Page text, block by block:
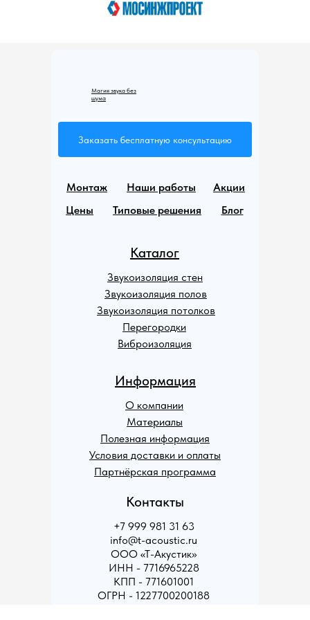
Заказать бесплатную консультацию
Магия звука без
шума
Каталог
Звукоизоляция стен
Звукоизоляция полов
Звукоизоляция потолков
Перегородки
Виброизоляция
Информация
О компании
Материалы
Полезная информация
Условия доставки и оплаты
Партнёрская программа
Контакты
+7 999 981 31 63
info@t-acoustic.ru
ООО «Т-Акустик»
ИНН - 7716965228
КПП - 771601001
ОГРН - 1227700200188
Монтаж Наши работы
Акции
Цены
Типовые решения Блог